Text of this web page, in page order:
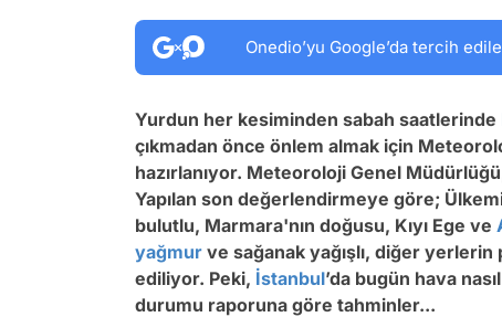
Onedio’yu Google’da tercih
Yurdun her kesiminden sabah saatlerinde
çıkmadan önce önlem almak için
hazırlanıyor. Meteoroloji Genel
Yapılan son değerlendirmeye göre;
bulutlu, Marmara'nın doğusu, Kıyı Ege ve
yağmur ve sağanak yağışlı, diğer
ediliyor. Peki, İstanbul’da bugün hava
durumu raporuna göre tahminler...